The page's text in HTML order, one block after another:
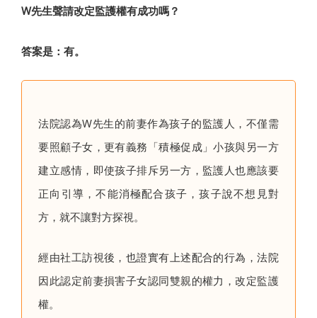
W先生聲請改定監護權有成功嗎？
答案是：有。
法院認為W先生的前妻作為孩子的監護人，不僅需
要照顧子女，更有義務「積極促成」小孩與另一方
建立感情，即使孩子排斥另一方，監護人也應該要
正向引導，不能消極配合孩子，孩子說不想見對
方，就不讓對方探視。
經由社工訪視後，也證實有上述配合的行為，法院
因此認定前妻損害子女認同雙親的權力，改定監護
權。